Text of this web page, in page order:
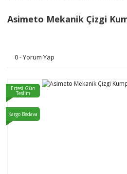
Asimeto Mekanik Çizgi
0 - Yorum Yap
Ertesi Gün
Teslim
Kargo Bedava